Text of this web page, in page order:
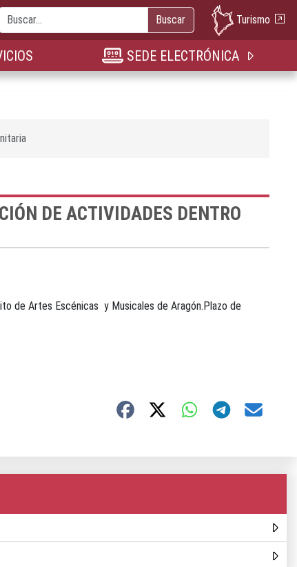
pestaña
pestaña
nueva pestaña
Buscar Turismo
SEDE ELECTRÓNICA
DE ACTIVIDADES DENTRO
de Artes Escénicas y Musicales de Aragón.Plazo de